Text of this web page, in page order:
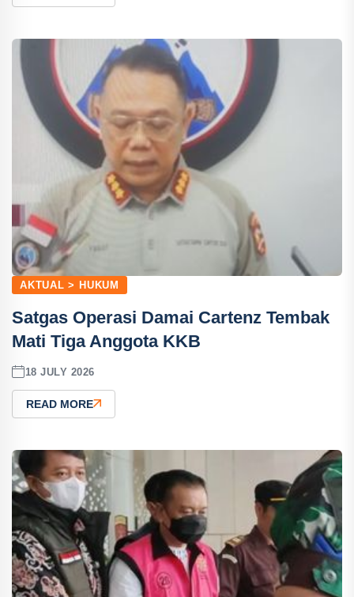
AKTUAL > HUKUM
Satgas Operasi Damai Cartenz Tembak
Mati Tiga Anggota KKB
18 JULY 2026
READ MORE